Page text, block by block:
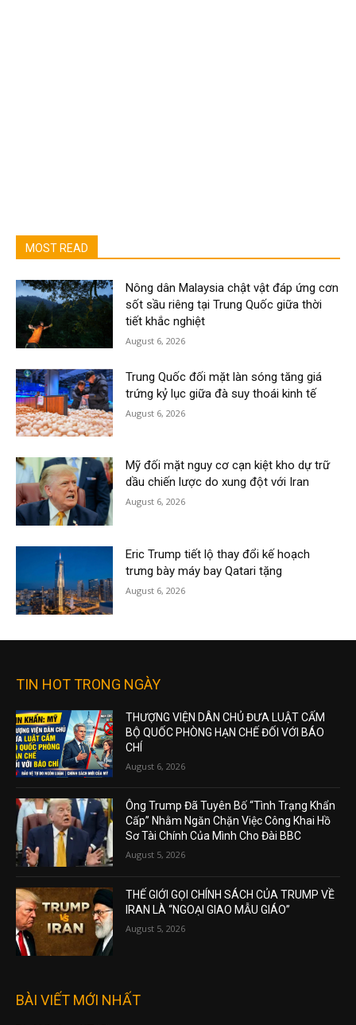
MOST READ
Nông dân Malaysia chật vật đáp ứng cơn
sốt sầu riêng tại Trung Quốc giữa thời
tiết khắc nghiệt
August 6, 2026
Trung Quốc đối mặt làn sóng tăng giá
trứng kỷ lục giữa đà suy thoái kinh tế
August 6, 2026
Mỹ đối mặt nguy cơ cạn kiệt kho dự trữ
dầu chiến lược do xung đột với Iran
August 6, 2026
Eric Trump tiết lộ thay đổi kế hoạch
trưng bày máy bay Qatari tặng
August 6, 2026
TIN HOT TRONG NGÀY
THƯỢNG VIỆN DÂN CHỦ ĐƯA LUẬT CẤM
BỘ QUỐC PHÒNG HẠN CHẾ ĐỐI VỚI BÁO
CHÍ
August 6, 2026
Ông Trump Đã Tuyên Bố “Tình Trạng Khẩn
Cấp” Nhằm Ngăn Chặn Việc Công Khai Hồ
Sơ Tài Chính Của Mình Cho Đài BBC
August 5, 2026
THẾ GIỚI GỌI CHÍNH SÁCH CỦA TRUMP VỀ
IRAN LÀ “NGOẠI GIAO MẪU GIÁO”
August 5, 2026
BÀI VIẾT MỚI NHẤT